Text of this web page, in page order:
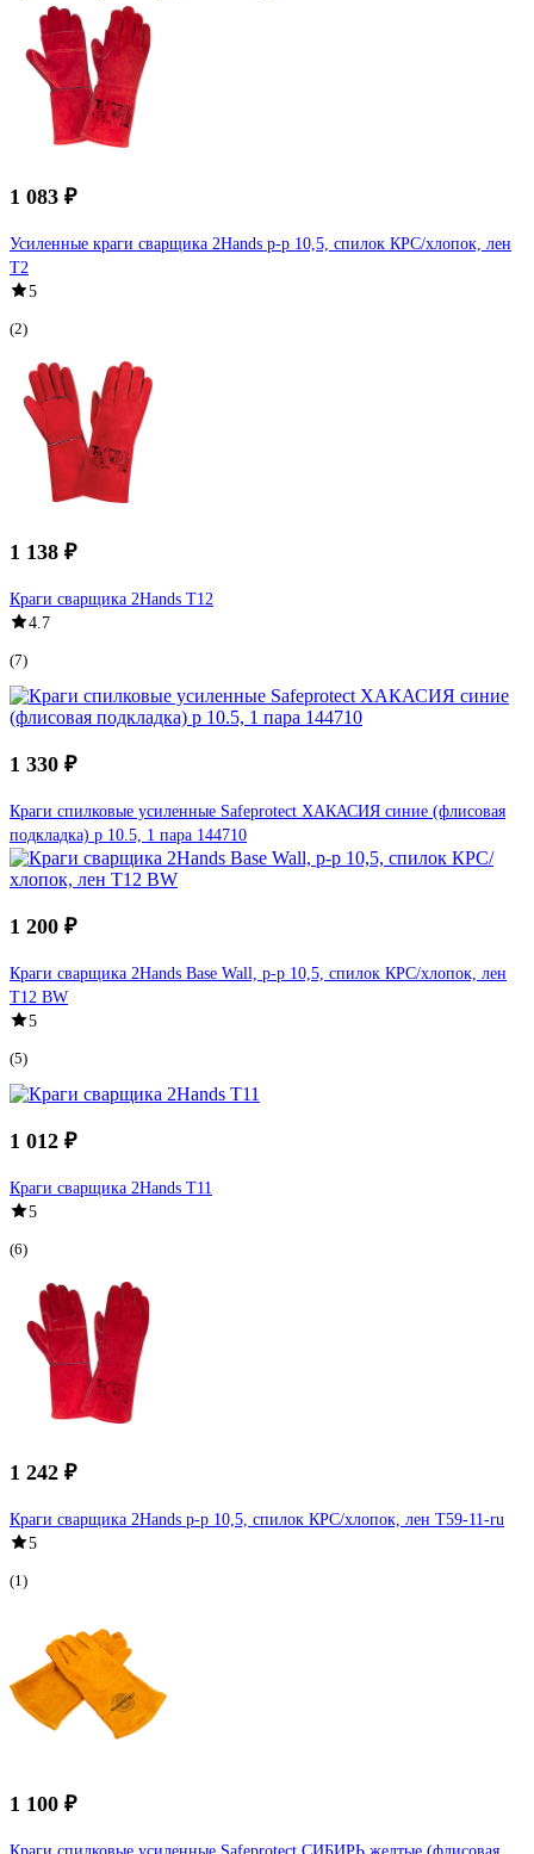
1 083 ₽
Усиленные краги сварщика 2Hands р-р 10,5, спилок КРС/хлопок, лен
T2
5
(2)
1 138 ₽
Краги сварщика 2Hands T12
4.7
(7)
1 330 ₽
Краги спилковые усиленные Safeprotect ХАКАСИЯ синие (флисовая
подкладка) р 10.5, 1 пара 144710
1 200 ₽
Краги сварщика 2Hands Base Wall, р-р 10,5, спилок КРС/хлопок, лен
T12 BW
5
(5)
1 012 ₽
Краги сварщика 2Hands Т11
5
(6)
1 242 ₽
Краги сварщика 2Hands р-р 10,5, спилок КРС/хлопок, лен T59-11-ru
5
(1)
1 100 ₽